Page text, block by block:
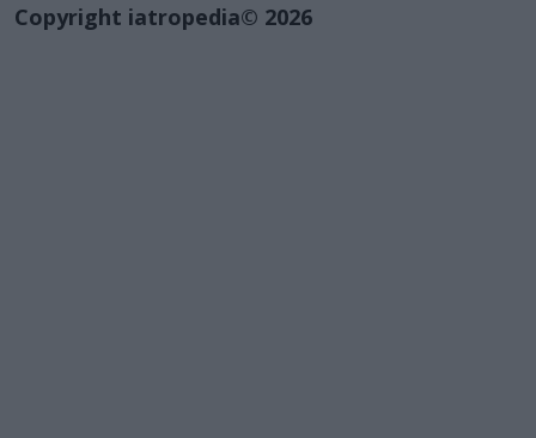
Copyright iatropedia© 2026